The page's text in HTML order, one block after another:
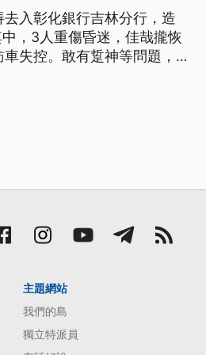
入彰化銀行吉林分行，造
，3人重傷昏迷，佳哉攏恢
失控。敢有踅神等問題，
主題網站
我們的島
獨立特派員